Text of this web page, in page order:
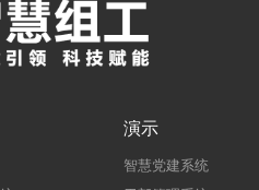
演示
智慧党建系统